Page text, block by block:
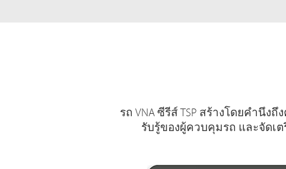
รถ VNA ซีรีส์ TSP สร้างโดยคำนึ
รับรู้ของผู้ควบคุมรถ และจัดเ